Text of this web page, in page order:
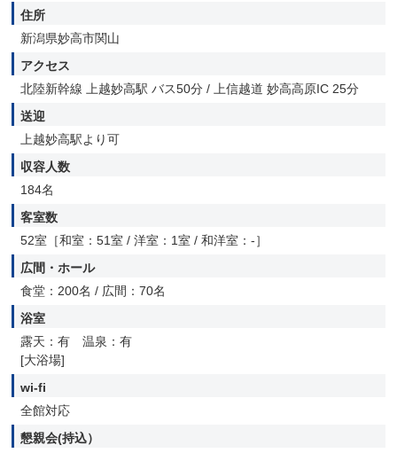
住所
新潟県妙高市関山
アクセス
北陸新幹線 上越妙高駅 バス50分 / 上信越道 妙高高原IC 25分
送迎
上越妙高駅より可
収容人数
184名
客室数
52室［和室：51室 / 洋室：1室 / 和洋室：-］
広間・ホール
食堂：200名 / 広間：70名
浴室
露天：有 温泉：有
[大浴場]
wi-fi
全館対応
懇親会(持込）